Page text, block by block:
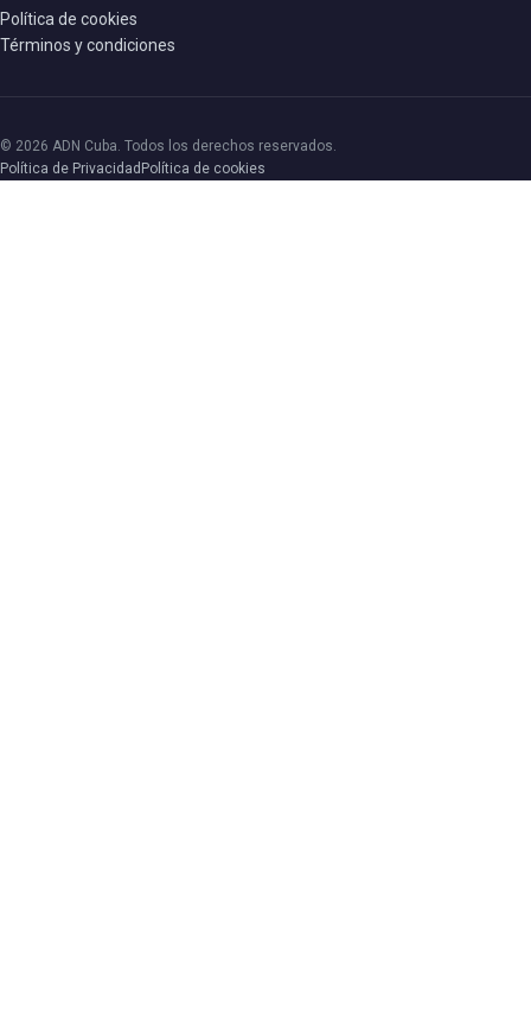
Política de cookies
Términos y condiciones
© 2026 ADN Cuba. Todos los derechos reservados.
Política de Privacidad Política de cookies